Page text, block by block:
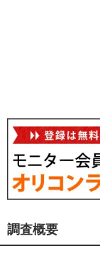
調査概要